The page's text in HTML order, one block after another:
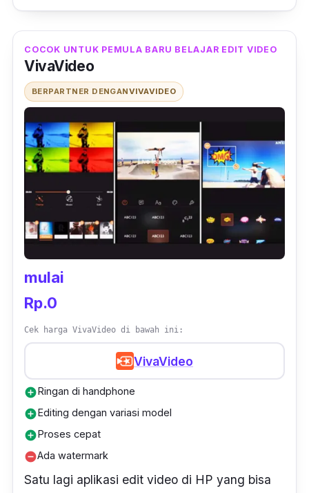
mobile . Saat ini tersedia untuk Android dan
iOS. Dan meskipun berbagai fungsi dasar bisa
digunakan secara gratis, ada banyak fitur lain
yang hanya tersedia lewat in-app purchase.
Namun, versi biasanya saja sudah lebih dari
cukup untuk yang sekadar hobi.
Kinemaster adalah hasil besutan
NexStreaming. Tidak heran jika
experienceyang didapat begitu maksimal
meski berbasissmartphone
. Aplikasi ini cocok
untuk yang gemar memasukkan efek lucu dan
soal perubahan warna.
COCOK UNTUK PEMULA BARU BELAJAR EDIT VIDEO
VivaVideo
BERPARTNER DENGANVIVAVIDEO
mulai
Rp.0
Cek harga VivaVideo di bawah ini:
VivaVideo
add_circleRingan di handphone
add_circleEditing dengan variasi model
add_circleProses cepat
remove_circleAda watermark
Satu lagi aplikasi edit video di HP yang bisa